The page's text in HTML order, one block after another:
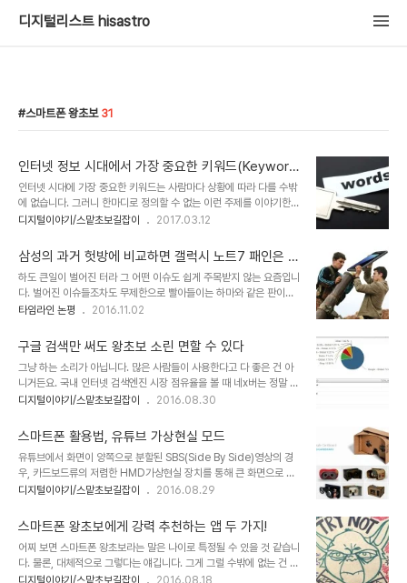
디지털리스트 hisastro
스마트폰 왕초보 31
인터넷 정보 시대에서 가장 중요한 키워드(Keywor
d)
인터넷 시대에 가장 중요한 키워드는 사람마다 상황에 따라 다를 수밖
에 없습니다. 그러니 한마디로 정의할 수 없는 이런 주제를 이야기한다
는 건 어떤 특정 전제된 사항이 아니고는 말이 되지 않습니다. 당연히
만) 누구에게나 통하는 키워드가 있습니다. 특히나 디지털 환경에 익
숙지 않은 분들은 반드시 기억해야 할 키워드입니다. 지금과 같은 스마
트폰의 사용 형태도 그리 멀지 않은 시간 안에 변할 것이라고 예상됩니
다만, 그런 변화 속에서도 변하지 않을 키워드라고 생각합니다. 그건
다름 아닌 키워드(Keyword)입니다. 고작 이걸 말하려고 그리 뜸을
얘깁니다. 더구나 인터넷 정보..
디지털이야기/스맡초보길잡이 2017.03.12
삼성의 과거 헛방에 비교하면 갤럭시 노트7 패인은 조
족지혈
하도 큰일이 벌어진 터라 그 어떤 이슈도 쉽게 주목받지 않는 요즘입니
다. 벌어진 이슈들조차도 무제한으로 빨아들이는 하마와 같은 판이니
말이죠. 이런 상황이 좋은 건 아무래도 드러나지 않았으면.. 빨리 사람
도 포함되지 않을까... 보는 관점에서야 다 다르겠지만, 사실 말하려 하
면 삼성이 숨기고 싶거나 거론되지 않고 싶은 건 한둘이 아니겠죠. 뭐~
하려는 얘기가 그런 것에 비하면 그리 불편하거나 속된말로 뭔가 파헤
치고자 하는 류는 아닙니다. 이미지 출처: teekhimirchi.in 얼마 전
까지만 해도 삼성 갤럭시 노트7 폭발 사건은 적잖은 파문을 낳았습니
입은 손실이 몇조를..
타임라인 논평 2016.11.02
구글 검색만 써도 왕초보 소린 면할 수 있다
그냥 하는 소리가 아닙니다. 많은 사람들이 사용한다고 다 좋은 건 아
니거든요. 국내 인터넷 검색엔진 시장 점유율을 볼 때 네x버는 정말 네
버 할 정돕니다. 하지만 아는 이들은 다 아는 사실인데, 검색 품질이 좋
드리면, 말 그대롭니다. 만일 스스로 디지털에 익숙하지 않지만 좀 잘
쓰고 싶다는 생각을 하신다면 검색을 잘 활용하시란 말씀을 먼저 드립
니다. 그 자세한 내용은 아래 링크에 남겨 두었습니다. 스마트폰 왕초
보를 벗어나고 싶다면 이것만은 꼭!! 검색 활용을 잘 하기 위해서는 어
디서 검색해야 하는지의 결정... 과 그에 따른 습관이 아주 중요합니다.
인터넷 검색을 ..
디지털이야기/스맡초보길잡이 2016.08.30
스마트폰 활용법, 유튜브 가상현실 모드
유튜브에서 화면이 양쪽으로 분할된 SBS(Side By Side)영상의 경
우, 카드보드류의 저렴한 HMD가상현실 장치를 통해 큰 화면으로 볼
수 있는 건 많은 분들이 알고 있습니다.아직 모르셨다면, 아래 링크를
하지만 이러한 방법은 상기 포스트에서 설명하고 있듯이 영상 자체가
SBS(Side By Side)로되어 있어야 한다는 전제가 요구됩니다. 적잖
이 그런 형식의 동영상이 올라와 있긴 합니다만, 전체 유튜브 동영상을
비교하면 조족지혈이라고 할 수 있습니다. 즉, SBS(Side By Side)
디지털이야기/스맡초보길잡이 2016.08.29
스마트폰 왕초보에게 강력 추천하는 앱 두 가지!
어찌 보면 스마트폰 왕초보라는 말은 나이로 특정될 수 있을 것 같습니
다. 물론, 대체적으로 그렇다는 얘깁니다. 그게 그럴 수밖에 없는 건 익
숙하지 않다는 사실에 기인하기 때문입니다. 중요한 건 그겁니다. 그러
디지털이야기/스맡초보길잡이 2016.08.18